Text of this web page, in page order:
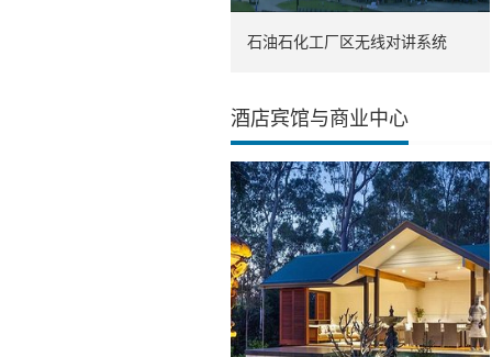
石油石化工厂区无线对讲系统
酒店宾馆与商业中心